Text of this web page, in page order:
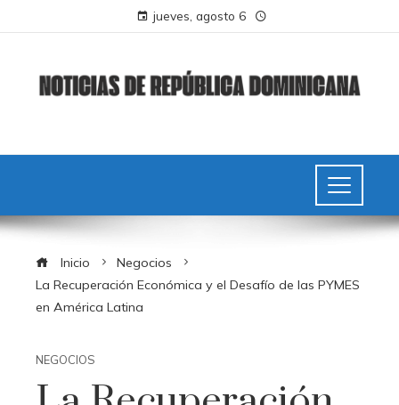
jueves, agosto 6
Inicio
Negocios
La Recuperación Económica y el Desafío de las PYMES
en América Latina
NEGOCIOS